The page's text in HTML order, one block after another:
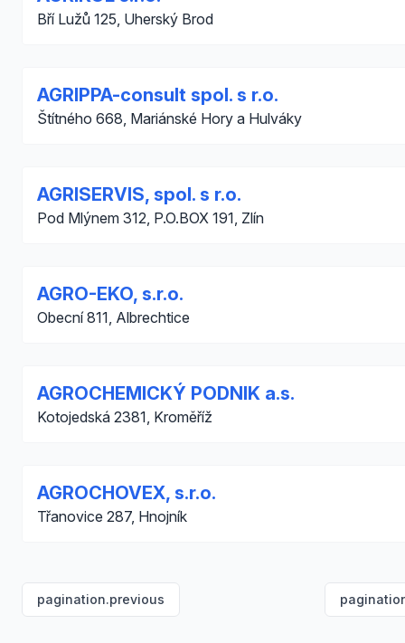
Bří Lužů 125, Uherský Brod
AGRIPPA-consult spol. s r.o.
Štítného 668, Mariánské Hory a Hulváky
AGRISERVIS, spol. s r.o.
Pod Mlýnem 312, P.O.BOX 191, Zlín
AGRO-EKO, s.r.o.
Obecní 811, Albrechtice
AGROCHEMICKÝ PODNIK a.s.
Kotojedská 2381, Kroměříž
AGROCHOVEX, s.r.o.
Třanovice 287, Hnojník
pagination.previous